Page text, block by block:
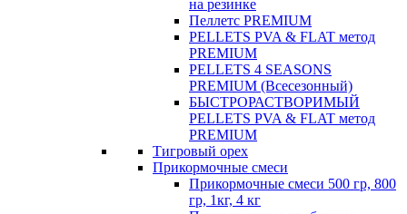
на резинке
Пеллетс PREMIUM
PELLETS PVA & FLAT метод
PREMIUM
PELLETS 4 SEASONS
PREMIUM (Всесезонный)
БЫСТРОРАСТВОРИМЫЙ
PELLETS PVA & FLAT метод
PREMIUM
Тигровый орех
Прикормочные смеси
Прикормочные смеси 500 гр, 800
гр, 1кг, 4 кг